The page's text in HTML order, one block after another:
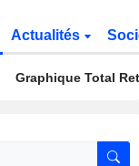
Actualités
Graphique Total